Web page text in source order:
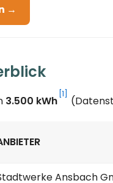
→
3.500 kWh [1]
Ansbach